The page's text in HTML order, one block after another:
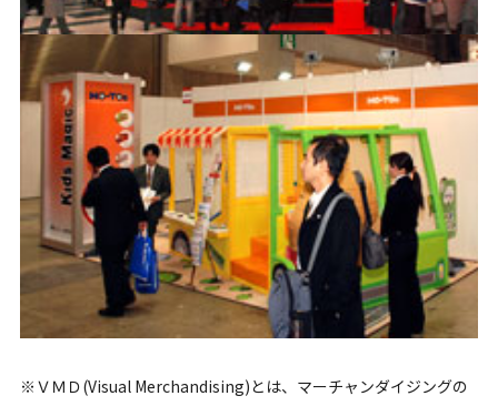
※ＶＭＤ(Visual Merchandising)とは、マーチャンダイジングの